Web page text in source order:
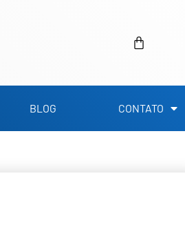
Carrinho
BLOG CONTATO